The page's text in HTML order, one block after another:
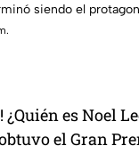
siendo el
¿Quién es Noel
el Gran